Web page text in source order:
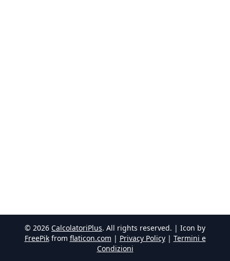
© 2026 CalcolatoriPlus. All rights reserved. | Icon by
FreePik from flaticon.com | Privacy Policy| Termini e
Condizioni